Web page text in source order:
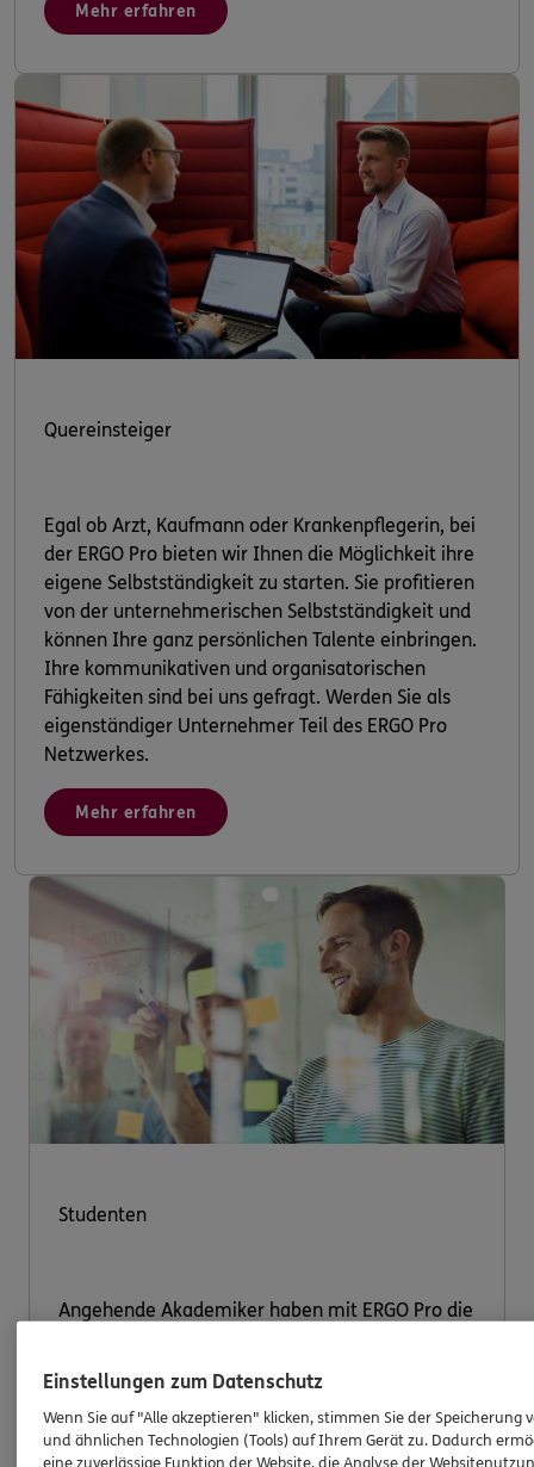
Mehr erfahren
Quereinsteiger
Egal ob Arzt, Kaufmann oder Krankenpflegerin, bei
der ERGO Pro bieten wir Ihnen die Möglichkeit ihre
eigene Selbstständigkeit zu starten. Sie profitieren
von der unternehmerischen Selbstständigkeit und
können Ihre ganz persönlichen Talente einbringen.
Ihre kommunikativen und organisatorischen
Fähigkeiten sind bei uns gefragt. Werden Sie als
eigenständiger Unternehmer Teil des ERGO Pro
Netzwerkes.
Mehr erfahren
Studenten
Angehende Akademiker haben mit ERGO Pro die
profitieren von freier Zeiteinteilung bei idealen
Verdienstmöglichkeiten.
Einstellungen zum Datenschutz
Wenn Sie auf "Alle akzeptieren" klicken, stimmen Sie der Speicherung
und ähnlichen Technologien (Tools) auf Ihrem Gerät zu. Dadurch
eine zuverlässige Funktion der Website, die Analyse der